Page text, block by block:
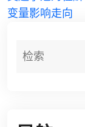
变量影响走向